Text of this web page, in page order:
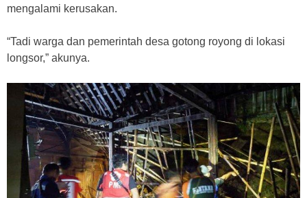
mengalami kerusakan.
“Tadi warga dan pemerintah desa gotong royong di lokasi
longsor,” akunya.